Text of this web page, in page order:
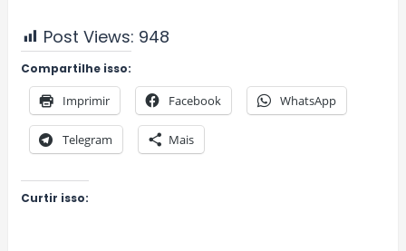
Post Views: 948
Compartilhe isso:
Imprimir Facebook WhatsApp
Telegram Mais
Curtir isso: